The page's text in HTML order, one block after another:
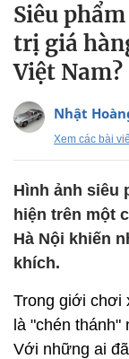
Siêu
trị giá
Việt Nam?
Nhật
Xem các bài
Hình ảnh siêu
hiện trên một
Hà Nội khiến
khích.
Trong giới chơi
là "chén
Với những ai